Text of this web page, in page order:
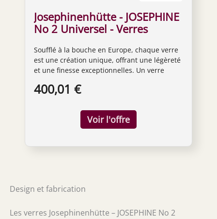
Josephinenhütte - JOSEPHINE
No 2 Universel - Verres
Coffret de 6 verres
Soufflé à la bouche en Europe, chaque verre
est une création unique, offrant une légèreté
et une finesse exceptionnelles. Un verre
rouge et même à la bière de s’épanouir de
plomb - Hauteur 24 cm, Diamètre 8,6 cm Peut
être lavé en machine, mais un lavage à la
main est conseillé. Utilisez idéalement un
400,01 €
Design et fabrication
Les verres Josephinenhütte – JOSEPHINE No 2